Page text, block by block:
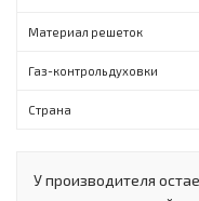
Материал решеток
Газ-контроль духовки
Страна
У производителя